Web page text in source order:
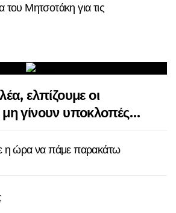
Μητσοτάκη για τις
ελπίζουμε οι
γίνουν υποκλοπές…
η ώρα να πάμε παρακάτω